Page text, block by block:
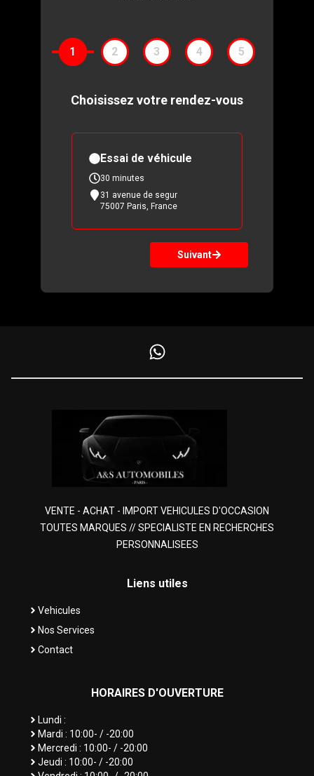
1 2 3 4 5
Choisissez votre rendez-vous
Essai de véhicule
30 minutes
31 avenue de segur
75007 Paris, France
Suivant
VENTE - ACHAT - IMPORT VEHICULES D'OCCASION
TOUTES MARQUES // SPECIALISTE EN RECHERCHES
PERSONNALISEES
Liens utiles
Vehicules
Nos Services
Contact
HORAIRES D'OUVERTURE
Lundi :
Mardi : 10:00- / -20:00
Mercredi : 10:00- / -20:00
Jeudi : 10:00- / -20:00